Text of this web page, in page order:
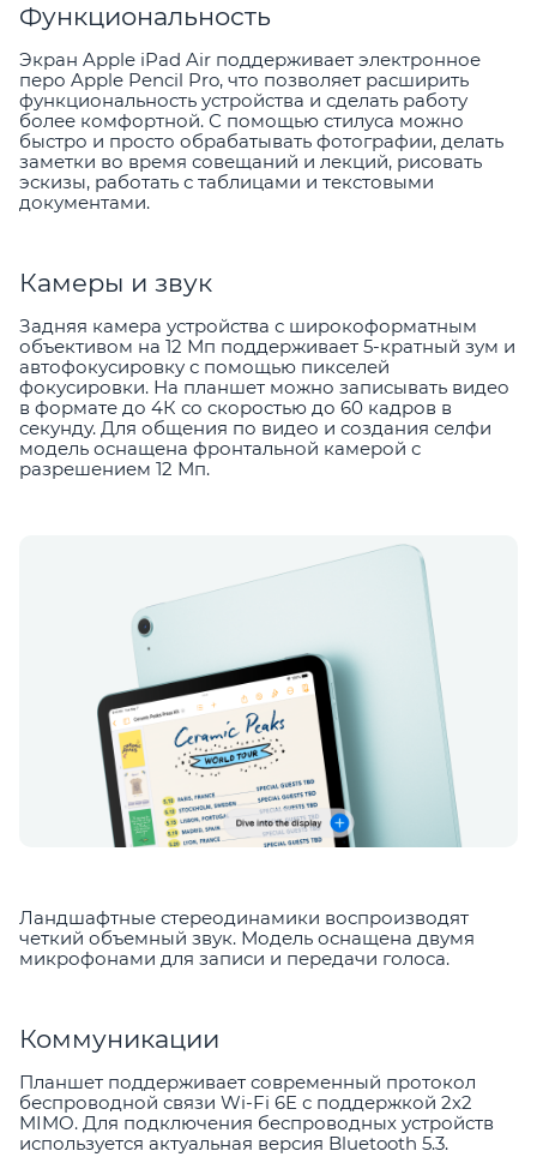
Функциональность
Экран Apple iPad Air поддерживает электронное
перо Apple Pencil Pro, что позволяет расширить
функциональность устройства и сделать работу
более комфортной. С помощью стилуса можно
быстро и просто обрабатывать фотографии, делать
заметки во время совещаний и лекций, рисовать
эскизы, работать с таблицами и текстовыми
документами.
Камеры и звук
Задняя камера устройства с широкоформатным
объективом на 12 Мп поддерживает 5-кратный зум и
автофокусировку с помощью пикселей
фокусировки. На планшет можно записывать видео
в формате до 4К со скоростью до 60 кадров в
секунду. Для общения по видео и создания селфи
модель оснащена фронтальной камерой с
разрешением 12 Мп.
Ландшафтные стереодинамики воспроизводят
четкий объемный звук. Модель оснащена двумя
микрофонами для записи и передачи голоса.
Коммуникации
Планшет поддерживает современный протокол
беспроводной связи Wi-Fi 6E с поддержкой 2х2
MIMO. Для подключения беспроводных устройств
используется актуальная версия Bluetooth 5.3.